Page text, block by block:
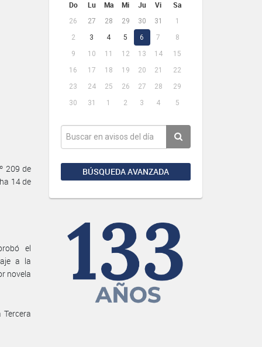
Do Lu Ma Mi Ju Vi Sa
26 27 28 29 30 31
1
2
3 4 5 6 7
8
9
10 11 12 13 14
15
16
17 18 19 20 21
22
23
24 25 26 27 28
29
30
31 1 2 3 4 5
BÚSQUEDA AVANZADA
209 de
14 de
el
a la
novela
Tercera